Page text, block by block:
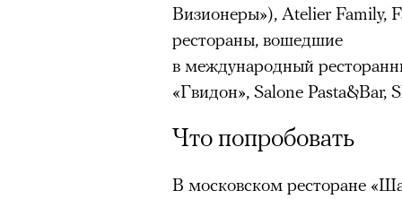
Визионеры»), Atelier Family,
рестораны, вошедшие
в международный
«Гвидон», Salone Pasta&Bar,
Что попробовать
В московском ресторане
Париже в интерьерах дворца
главными новинками вроде
выложить первые кадры в
получил резкую порцию
хотя бы Gloria Jeans и Ирину
в кампании Lavarice и
вышел Макс Кэди (Хавьер
решеткой по делу об
освобожденный из-за
на кого зла, включая своего
сделку со следствием, а